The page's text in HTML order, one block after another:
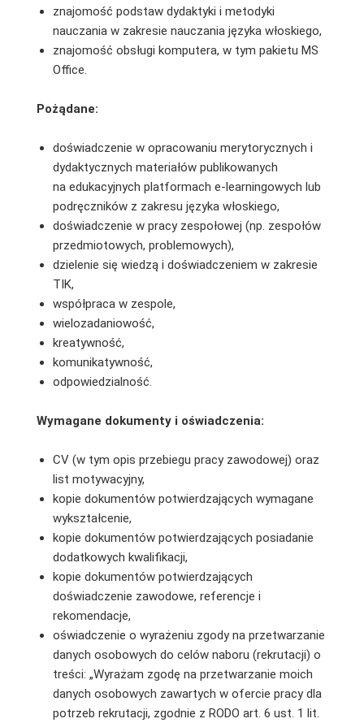
znajomość podstaw dydaktyki i metodyki
nauczania w zakresie nauczania języka włoskiego,
znajomość obsługi komputera, w tym pakietu MS
Office.
Pożądane:
doświadczenie w opracowaniu merytorycznych i
dydaktycznych materiałów publikowanych
na edukacyjnych platformach e-learningowych lub
podręczników z zakresu języka włoskiego,
doświadczenie w pracy zespołowej (np. zespołów
przedmiotowych, problemowych),
dzielenie się wiedzą i doświadczeniem w zakresie
TIK,
współpraca w zespole,
wielozadaniowość,
kreatywność,
komunikatywność,
odpowiedzialność.
Wymagane dokumenty i oświadczenia:
CV (w tym opis przebiegu pracy zawodowej) oraz
list motywacyjny,
kopie dokumentów potwierdzających wymagane
wykształcenie,
kopie dokumentów potwierdzających posiadanie
dodatkowych kwalifikacji,
kopie dokumentów potwierdzających
doświadczenie zawodowe, referencje i
rekomendacje,
oświadczenie o wyrażeniu zgody na przetwarzanie
danych osobowych do celów naboru (rekrutacji) o
treści: „Wyrażam zgodę na przetwarzanie moich
danych osobowych zawartych w ofercie pracy dla
potrzeb rekrutacji, zgodnie z RODO art. 6 ust. 1 lit.